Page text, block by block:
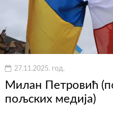
27.11.2025. год.
Милан Петровић
пољских медија)